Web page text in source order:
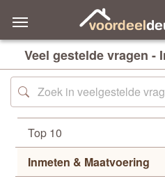
Veel gestelde vragen -
Top 10
Inmeten & Maatvoering